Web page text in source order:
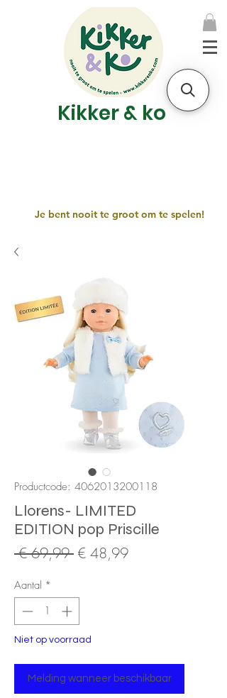
Kikker & ko
Je bent nooit te groot om te spelen!
Productcode: 4062013200118
Llorens- LIMITED
EDITION pop Priscille
€ 69,99 Normale
€ 48,99Verkoopprijs
Aantal *
Niet op voorraad
Melding wanneer beschikbaar